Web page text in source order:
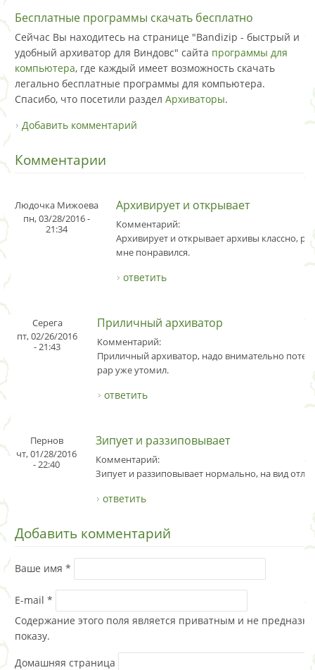
Бесплатные программы скачать бесплатно
Сейчас Вы находитесь на странице "Bandizip - быстрый и
удобный архиватор для Виндовс" сайта программы для
компьютера, где каждый имеет возможность скачать
легально бесплатные программы для компьютера.
Спасибо, что посетили раздел Архиваторы.
Добавить комментарий
Комментарии
Людочка Мижоева
пн, 03/28/2016 -
21:34
Архивирует и открывает
Комментарий:
Архивирует и открывает архивы классно,
мне понравился.
ответить
Серега
пт, 02/26/2016
- 21:43
Приличный архиватор
Комментарий:
Приличный архиватор, надо внимательно
рар уже утомил.
ответить
Пернов
чт, 01/28/2016
- 22:40
Зипует и раззиповывает
Комментарий:
Зипует и раззиповывает нормально, на вид
ответить
Добавить комментарий
Ваше имя *
E-mail *
Содержание этого поля является приватным и не
показу.
Домашняя страница